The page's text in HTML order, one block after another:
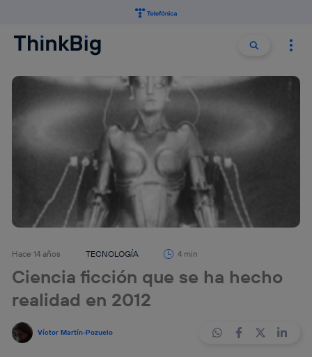
Buscar
Hace 14 años TECNOLOGÍA 4 min
Ciencia ficción que se ha hecho
realidad en 2012
Víctor Martín-Pozuelo